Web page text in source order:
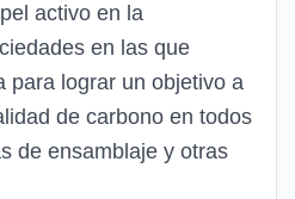
activo en la
en las que
para lograr un objetivo a
de carbono en todos
de ensamblaje y otras